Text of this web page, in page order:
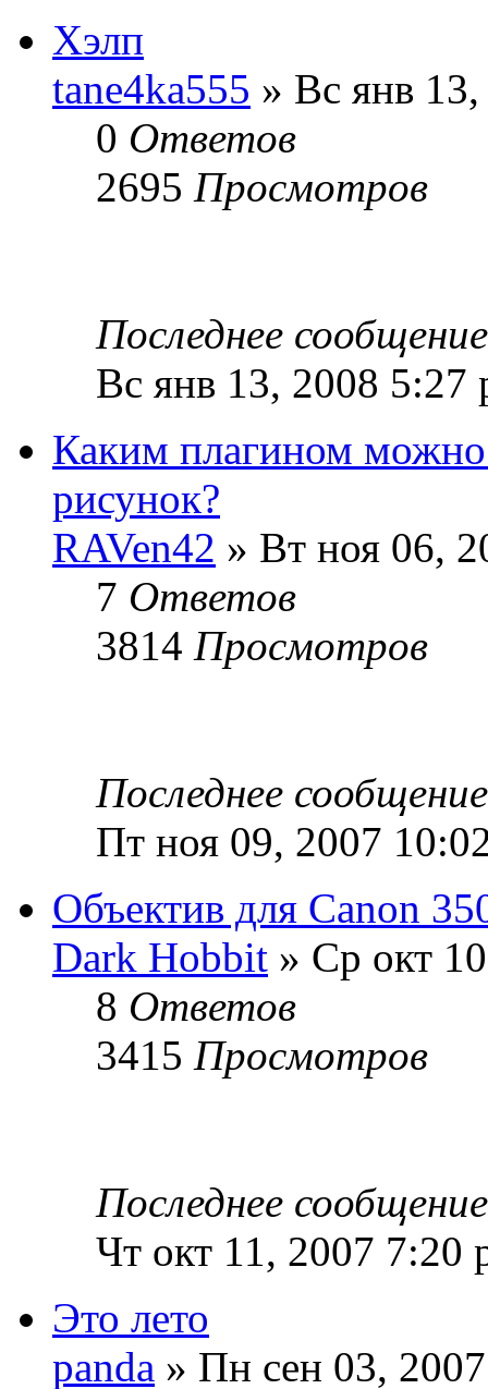
Хэлп
tane4ka555 » Вс янв
0 Ответов
2695 Просмотров
Последнее
Вс янв 13, 2008 5:27
Каким плагином можно
рисунок?
RAVen42 » Вт ноя 06,
7 Ответов
3814 Просмотров
Последнее
Пт ноя 09, 2007
Объектив для Canon
Dark Hobbit » Ср окт
8 Ответов
3415 Просмотров
Последнее
Чт окт 11, 2007 7:20
Это лето
panda » Пн сен 03,